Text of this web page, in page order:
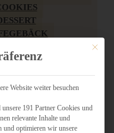
& GESÜNDER
BAKERY
Mit
Website weiter besuchen
191 Partner Cookies und
relevante Inhalte und
und optimieren wir unsere